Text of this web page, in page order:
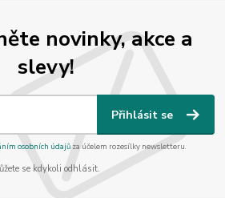
novinky, akce a
slevy!
Přihlásit se
osobních údajůza účelem rozesílky newsletteru.
se kdykoli odhlásit.